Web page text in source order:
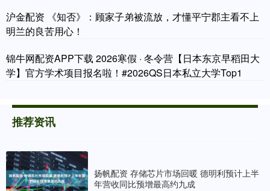
沪金配资 《知否》：顾家子弟被流放，才懂平宁郡主看不上
明兰的良苦用心！
锦牛网配资APP下载 2026寒假 · 冬令营【日本东京早稻田大
学】官方学术项目报名啦！#2026QS日本私立大学Top1
推荐资讯
扬帆配资 存储芯片市场回暖 德明利预计上半
年营收同比预增最高约九成